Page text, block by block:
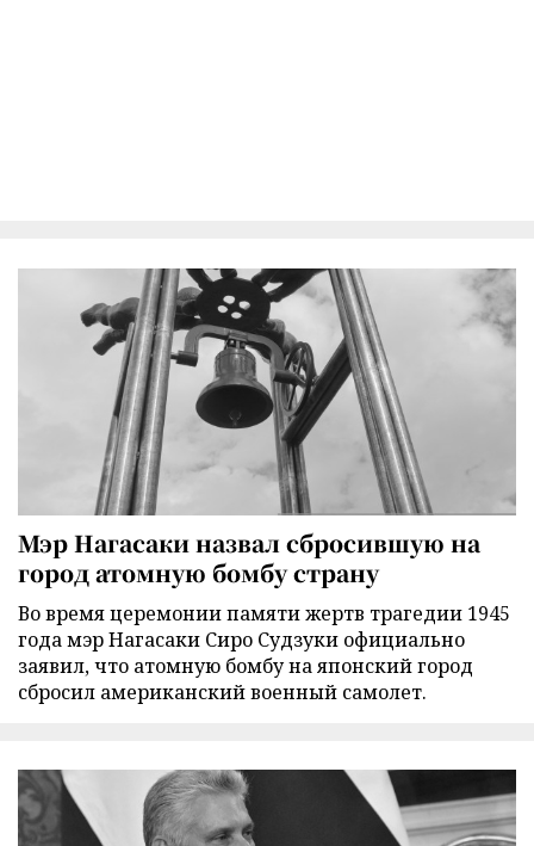
Мэр Нагасаки назвал сбросившую на
город атомную бомбу страну
Во время церемонии памяти жертв трагедии 1945
года мэр Нагасаки Сиро Судзуки официально
заявил, что атомную бомбу на японский город
сбросил американский военный самолет.